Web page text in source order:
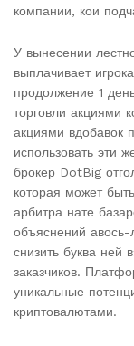
компании, кои
У вынесении
выплачивает
продолжение 1
торговли акциями
акциями вдобавок
использовать эти
брокер DotBig
которая может
арбитра нате
объяснений
снизить буква ней
заказчиков.
уникальные
криптовалютами.